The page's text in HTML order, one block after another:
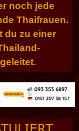
noch jede
Thaifrauen.
du zu einer